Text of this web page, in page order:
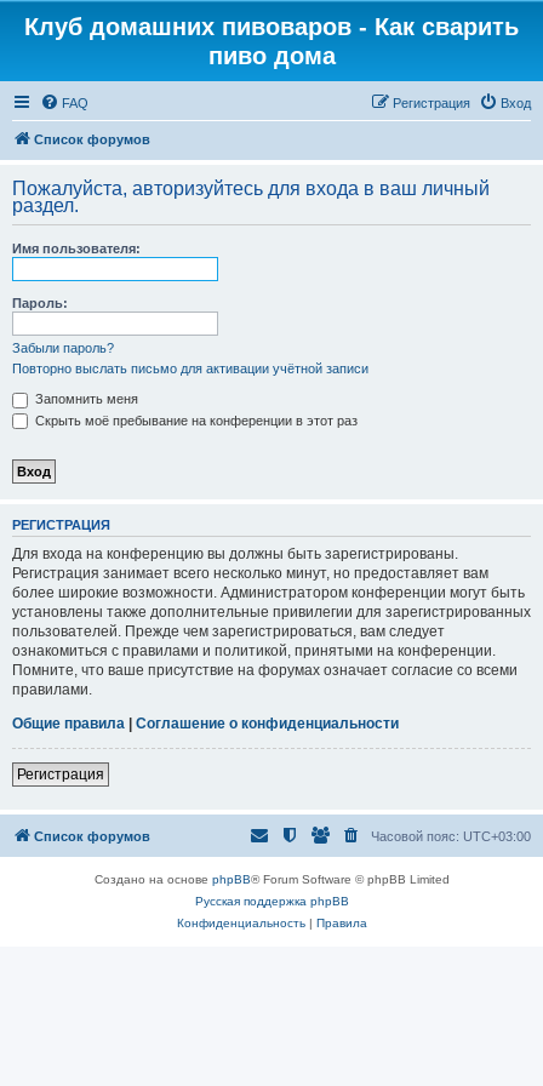
Клуб домашних пивоваров - Как cварить
пиво дома
FAQ Вход
Регистрация
Список форумов
Пожалуйста, авторизуйтесь для входа в ваш личный
раздел.
Имя пользователя:
Пароль:
Забыли пароль?
Повторно выслать письмо для активации учётной записи
Запомнить меня
Скрыть моё пребывание на конференции в этот раз
РЕГИСТРАЦИЯ
Для входа на конференцию вы должны быть зарегистрированы.
Регистрация занимает всего несколько минут, но предоставляет вам
более широкие возможности. Администратором конференции могут быть
установлены также дополнительные привилегии для зарегистрированных
пользователей. Прежде чем зарегистрироваться, вам следует
ознакомиться с правилами и политикой, принятыми на конференции.
Помните, что ваше присутствие на форумах означает согласие со всеми
правилами.
Общие правила | Соглашение о конфиденциальности
Регистрация
Список форумов Часовой пояс: UTC+03:00
Создано на основе phpBB® Forum Software © phpBB Limited
Русская поддержка phpBB
Конфиденциальность| Правила